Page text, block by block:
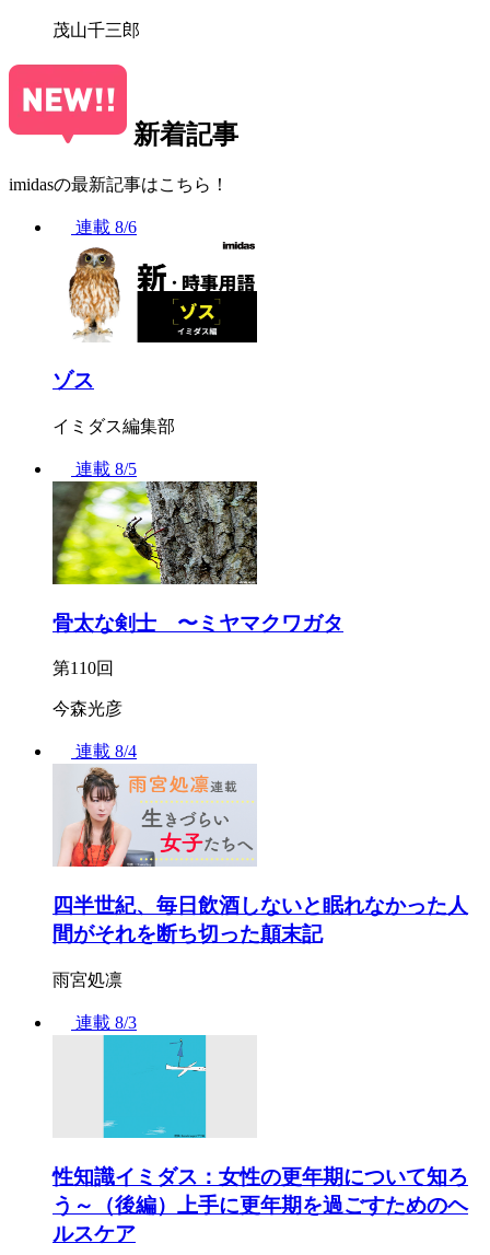
茂山千三郎
新着記事
imidasの最新記事はこちら！
連載 8/6
ゾス
イミダス編集部
連載 8/5
骨太な剣士 〜ミヤマクワガタ
第110回
今森光彦
連載 8/4
四半世紀、毎日飲酒しないと眠れなかった人
間がそれを断ち切った顛末記
雨宮処凛
連載 8/3
性知識イミダス：女性の更年期について知ろ
う～（後編）上手に更年期を過ごすためのヘ
ルスケア